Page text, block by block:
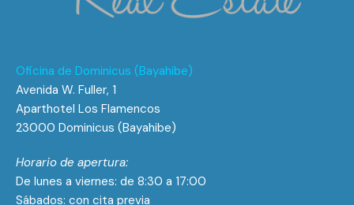
Oficina de Dominicus (Bayahibe)
Avenida W. Fuller, 1
Aparthotel Los Flamencos
23000 Dominicus (Bayahibe)
Horario de apertura:
De lunes a viernes: de 8:30 a 17:00
Sábados: con cita previa